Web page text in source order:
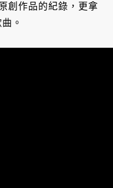
創作品的紀錄，更拿
。